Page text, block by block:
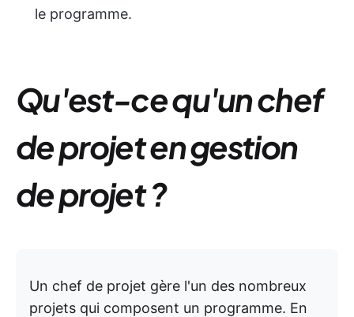
le programme.
Qu'est-ce qu'un chef
de projet en gestion
de projet ?
Un chef de projet gère l'un des nombreux
projets qui composent un programme. En